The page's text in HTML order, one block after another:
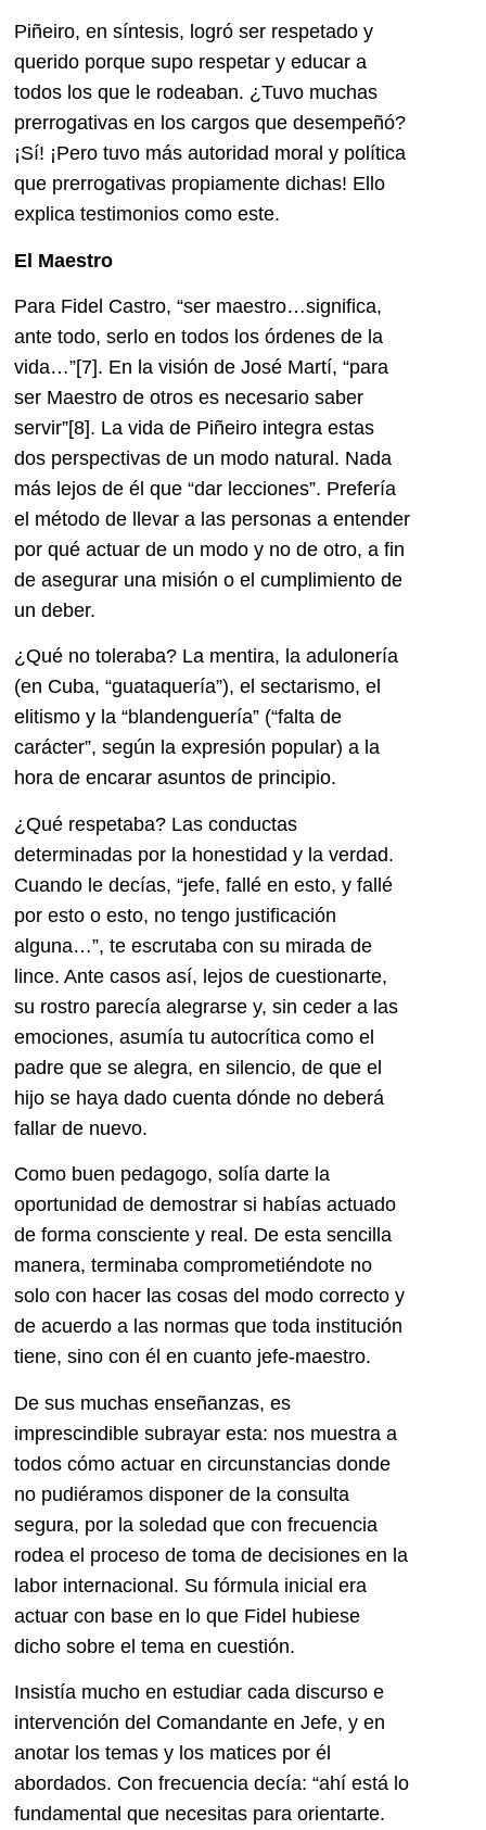
Piñeiro, en síntesis, logró ser respetado y
querido porque supo respetar y educar a
todos los que le rodeaban. ¿Tuvo muchas
prerrogativas en los cargos que desempeñó?
¡Sí! ¡Pero tuvo más autoridad moral y política
que prerrogativas propiamente dichas! Ello
explica testimonios como este.
El Maestro
Para Fidel Castro, “ser maestro…significa,
ante todo, serlo en todos los órdenes de la
vida…”[7]. En la visión de José Martí, “para
ser Maestro de otros es necesario saber
servir”[8]. La vida de Piñeiro integra estas
dos perspectivas de un modo natural. Nada
más lejos de él que “dar lecciones”. Prefería
el método de llevar a las personas a entender
por qué actuar de un modo y no de otro, a fin
de asegurar una misión o el cumplimiento de
un deber.
¿Qué no toleraba? La mentira, la adulonería
(en Cuba, “guataquería”), el sectarismo, el
elitismo y la “blandenguería” (“falta de
carácter”, según la expresión popular) a la
hora de encarar asuntos de principio.
¿Qué respetaba? Las conductas
determinadas por la honestidad y la verdad.
Cuando le decías, “jefe, fallé en esto, y fallé
por esto o esto, no tengo justificación
alguna…”, te escrutaba con su mirada de
lince. Ante casos así, lejos de cuestionarte,
su rostro parecía alegrarse y, sin ceder a las
emociones, asumía tu autocrítica como el
padre que se alegra, en silencio, de que el
hijo se haya dado cuenta dónde no deberá
fallar de nuevo.
Como buen pedagogo, solía darte la
oportunidad de demostrar si habías actuado
de forma consciente y real. De esta sencilla
manera, terminaba comprometiéndote no
solo con hacer las cosas del modo correcto y
de acuerdo a las normas que toda institución
tiene, sino con él en cuanto jefe-maestro.
De sus muchas enseñanzas, es
imprescindible subrayar esta: nos muestra a
todos cómo actuar en circunstancias donde
no pudiéramos disponer de la consulta
segura, por la soledad que con frecuencia
rodea el proceso de toma de decisiones en la
labor internacional. Su fórmula inicial era
actuar con base en lo que Fidel hubiese
dicho sobre el tema en cuestión.
Insistía mucho en estudiar cada discurso e
intervención del Comandante en Jefe, y en
anotar los temas y los matices por él
abordados. Con frecuencia decía: “ahí está lo
fundamental que necesitas para orientarte.